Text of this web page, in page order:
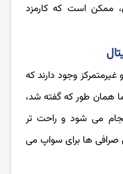
ممکن است که کارمزد
وجود دارند که
همان طور که گفته شد،
می شود و راحت تر
صرافی‌ ها برای سواپ می